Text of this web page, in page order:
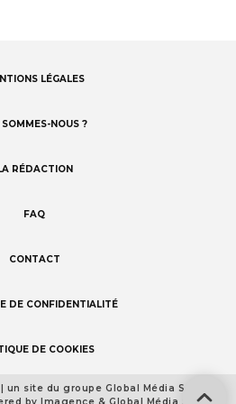
LÉGALES
SOMMES-NOUS ?
RÉDACTION
FAQ
CONTACT
DE CONFIDENTIALITÉ
DE COOKIES
un site du groupe Global Média Santé